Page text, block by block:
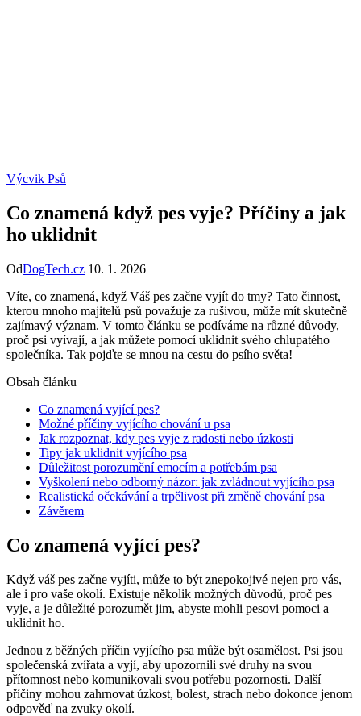
Výcvik Psů
Co znamená když pes vyje? Příčiny a jak
ho uklidnit
OdDogTech.cz 10. 1. 2026
Víte, co znamená, když Váš pes začne vyjít do tmy? Tato činnost,
kterou mnoho majitelů psů považuje za rušivou, může mít skutečně
zajímavý význam. V tomto článku se podíváme na různé důvody,
proč psi vyívají, a jak můžete pomocí uklidnit svého chlupatého
společníka. Tak pojďte se mnou na cestu do psího světa!
Obsah článku
Co znamená vyjící pes?
Možné příčiny vyjícího chování u psa
Jak rozpoznat, kdy pes vyje z radosti nebo úzkosti
Tipy jak uklidnit vyjícího psa
Důležitost porozumění emocím a potřebám psa
Vyškolení nebo odborný názor: jak zvládnout vyjícího psa
Realistická očekávání a trpělivost při změně chování psa
Závěrem
Co znamená vyjící pes?
Když váš pes začne vyjíti, může to být znepokojivé nejen pro vás,
ale i pro vaše okolí. Existuje několik možných důvodů, proč pes
vyje, a je důležité porozumět jim, abyste mohli pesovi pomoci a
uklidnit ho.
Jednou z běžných příčin vyjícího psa může být osamělost. Psi jsou
společenská zvířata a vyjí, aby upozornili své druhy na svou
přítomnost nebo komunikovali svou potřebu pozornosti. Další
příčiny mohou zahrnovat úzkost, bolest, strach nebo dokonce jenom
odpověď na zvuky okolí.